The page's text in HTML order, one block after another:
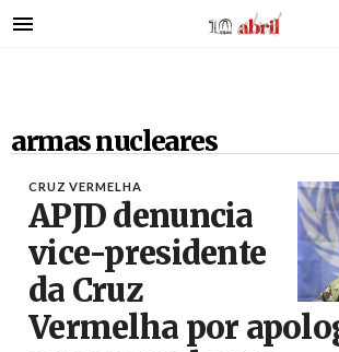
para
AbrilAbril
armas nucleares
CRUZ VERMELHA
APJD denuncia
vice-presidente
da Cruz
Vermelha por